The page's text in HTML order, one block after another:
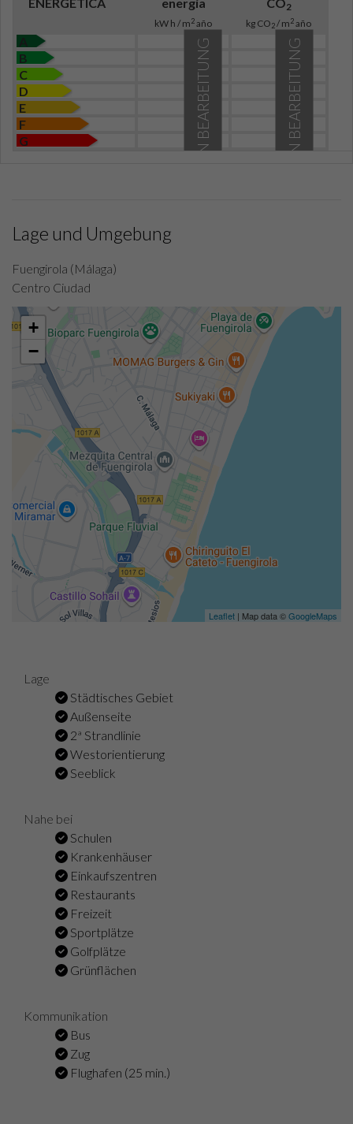
kW h / m2año
2
kg CO2/ m2año
A
B
C
D
E
F
G
IN BEARBEITUNG
IN BEARBEITUNG
Lage und Umgebung
Fuengirola (Málaga)
Centro Ciudad
+
−
Leaflet | Map data ©GoogleMaps
Lage
Städtisches Gebiet
Außenseite
2ª Strandlinie
Westorientierung
Seeblick
Nahe bei
Schulen
Krankenhäuser
Einkaufszentren
Restaurants
Freizeit
Sportplätze
Golfplätze
Grünflächen
Kommunikation
Bus
Zug
Flughafen (25 min.)